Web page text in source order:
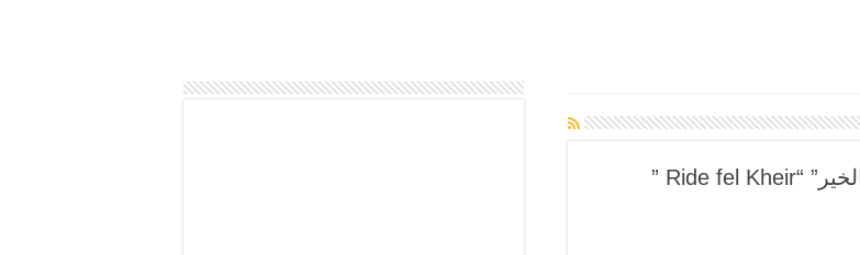
كريم مصر Careem تطلق مبادرة “اركب في الخير” “Ride fel Kheir ”